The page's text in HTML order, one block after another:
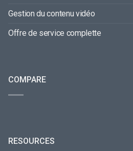
Gestion du contenu vidéo
Offre de service complette
COMPARE
RESOURCES